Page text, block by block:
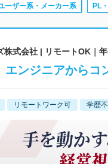
ーザー系・メーカー系 PL
株式会社 | リモートOK｜
エンジニアから
リモートワーク可 学歴